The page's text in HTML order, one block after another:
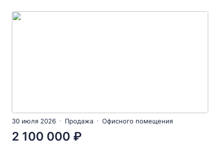
30 июля 2026 Продажа Офисного помещения
2 100 000 ₽